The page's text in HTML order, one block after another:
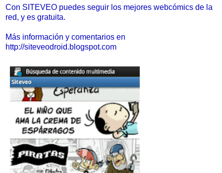
Con SITEVEO puedes seguir los mejores webcómics de la
red, y es gratuita.
Más información y comentarios en
http://siteveodroid.blogspot.com